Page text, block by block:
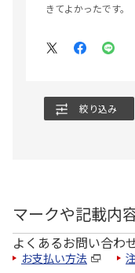
きてよかったです。
絞り込み
マークや記載内
よくあるお問い合わ
お支払い方法